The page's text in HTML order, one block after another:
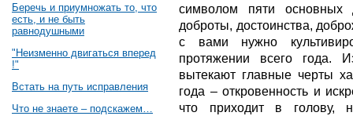
Беречь и приумножать то, что
есть, и не быть
равнодушными
"Неизменно двигаться вперед
!"
Встать на путь исправления
Что не знаете – подскажем…
символом пяти основных
доброты, достоинства,
с вами нужно
протяжении всего года.
вытекают главные черты
года – откровенность и
что приходит в голову,